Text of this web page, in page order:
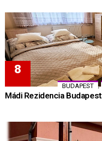
BUDAPEST ,
Mádi Rezidencia Budapest